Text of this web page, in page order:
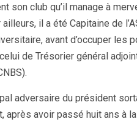
son club qu’il manage à
il a été Capitaine de
avant d’occuper les
de Trésorier général
adversaire du président
après avoir passé huit ans à